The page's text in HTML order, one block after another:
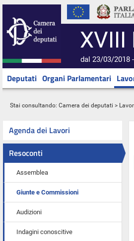
XVIII
dal 23/03/2018
Deputati Organi Parlamentari
Stai consultando: Camera dei deputati >
Agenda dei Lavori
Resoconti
Assemblea
Giunte e Commissioni
Audizioni
Indagini conoscitive